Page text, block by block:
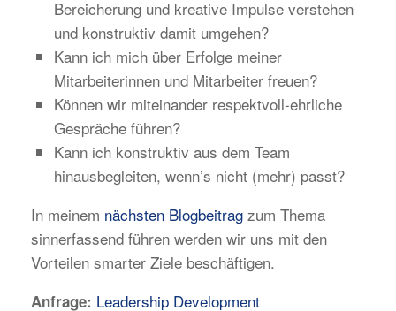
Bereicherung und kreative Impulse verstehen
und konstruktiv damit umgehen?
Kann ich mich über Erfolge meiner
Mitarbeiterinnen und Mitarbeiter freuen?
Können wir miteinander respektvoll-ehrliche
Gespräche führen?
Kann ich konstruktiv aus dem Team
hinausbegleiten, wenn’s nicht (mehr) passt?
In meinem nächsten Blogbeitrag zum Thema
sinnerfassend führen werden wir uns mit den
Vorteilen smarter Ziele beschäftigen.
Anfrage: Leadership Development